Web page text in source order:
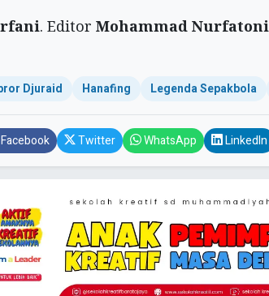
. Editor Mohammad Nurfatoni
Djuraid Hanafing Legenda Sepakbola
Facebook Twitter WhatsApp LinkedIn